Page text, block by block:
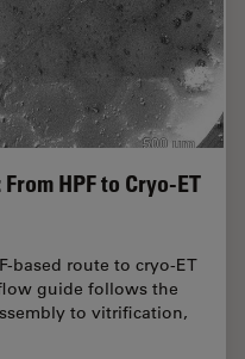
HPF to Cryo-ET
based route to cryo-ET
guide follows the
to vitrification,